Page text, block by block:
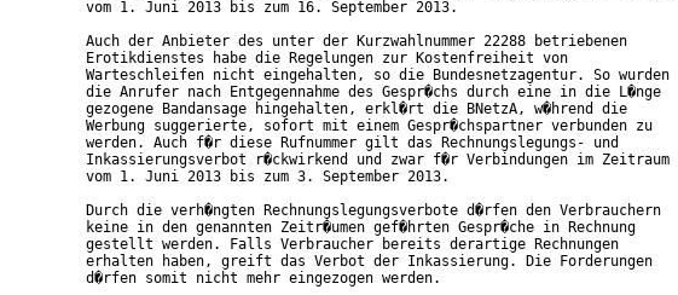
vom 1. Juni 2013 bis zum 16. September 2013.
Auch der Anbieter des unter der Kurzwahlnummer 22288 betriebenen
Erotikdienstes habe die Regelungen zur Kostenfreiheit von
Warteschleifen nicht eingehalten, so die Bundesnetzagentur. So wurden
die Anrufer nach Entgegennahme des Gespr�chs durch eine in die L�nge
gezogene Bandansage hingehalten, erkl�rt die BNetzA, w�hrend die
Werbung suggerierte, sofort mit einem Gespr�chspartner verbunden zu
werden. Auch f�r diese Rufnummer gilt das Rechnungslegungs- und
Inkassierungsverbot r�ckwirkend und zwar f�r Verbindungen im Zeitraum
vom 1. Juni 2013 bis zum 3. September 2013.
Durch die verh�ngten Rechnungslegungsverbote d�rfen den Verbrauchern
keine in den genannten Zeitr�umen gef�hrten Gespr�che in Rechnung
gestellt werden. Falls Verbraucher bereits derartige Rechnungen
erhalten haben, greift das Verbot der Inkassierung. Die Forderungen
d�rfen somit nicht mehr eingezogen werden.